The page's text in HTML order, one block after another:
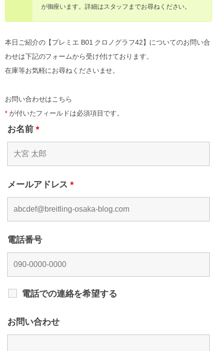
が御座います。詳細はスタッフまでお尋ねください。
本日ご紹介の【プレミエ B01 クロノグラフ42】についてのお問い合
わせは下記のフォームから受け付けております。
在庫等お気軽にお尋ねくださいませ。
お問い合わせはこちら
*が付いたフィールドは必須項目です。
お名前 *
メールアドレス*
電話番号
電話での連絡を希望する
お問い合わせ